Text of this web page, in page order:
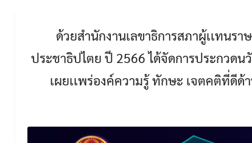
ด้วยสำนักงานเลขาธิการสภาผู้เเทน
ประชาธิปไตย ปี 2566 ได้จัดการประกวด
เผยเเพร่องค์ความรู้ ทักษะ เจตคติที่ดีด้